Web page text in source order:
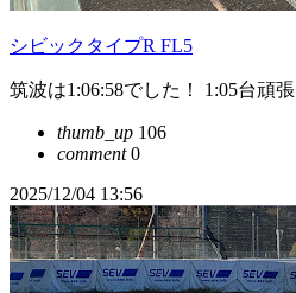
シビックタイプR FL5
筑波は1:06:58でした！ 1:05台頑
thumb_up 106
comment0
2025/12/04 13:56